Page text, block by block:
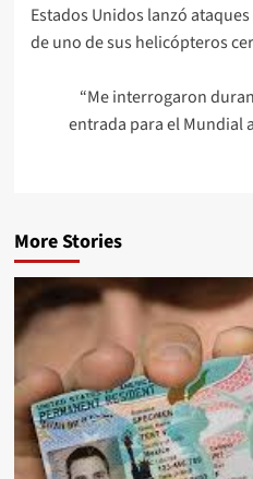
Estados Unidos lanzó
de uno de sus helicópteros
“Me interrogaron
entrada para el Mundial
More Stories